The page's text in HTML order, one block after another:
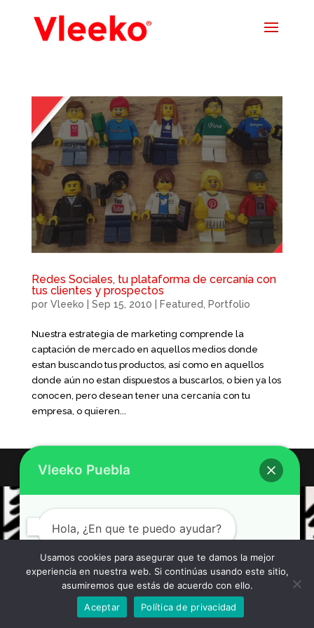
Redes Sociales, tu plataforma de cercanía con
tus clientes y prospectos
por Vleeko Sep 15, 2010 Featured Portfolio
Nuestra estrategia de marketing comprende la
captación de mercado en aquellos medios donde
estan buscando tus productos, así como en aquellos
donde aún no estan dispuestos a buscarlos, o bien ya los
conocen, pero desean tener una cercanía con tu
empresa, o quieren...
Vleeko Puebla
Hola, ¿En que te puedo ayudar?
Cotiza aquí tu proyecto
Usamos cookies para asegurar que te damos la mejor
experiencia en nuestra web. Si continúas usando este sitio,
asumiremos que estás de acuerdo con ello.
Aceptar
Política de privacidad